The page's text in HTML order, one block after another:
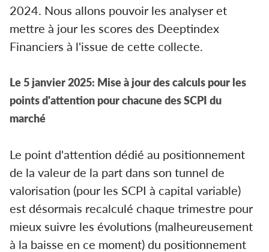
2024. Nous allons pouvoir les analyser et
mettre à jour les scores des Deeptindex
Financiers à l'issue de cette collecte.
Le 5 janvier 2025: Mise à jour des calculs pour les
points d'attention pour chacune des SCPI du
marché
Le point d'attention dédié au positionnement
de la valeur de la part dans son tunnel de
valorisation (pour les SCPI à capital variable)
est désormais recalculé chaque trimestre pour
mieux suivre les évolutions (malheureusement
à la baisse en ce moment) du positionnement